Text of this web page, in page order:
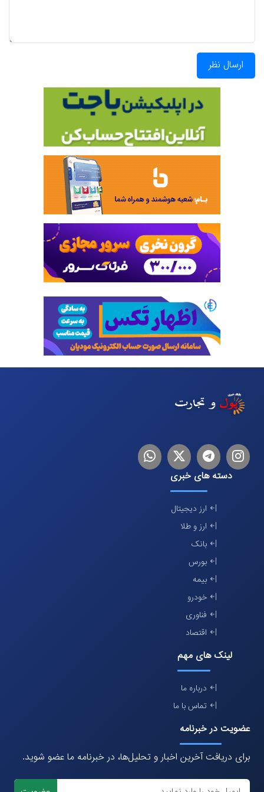
ارسال نظر
اینستاگرام
تلگرام توییترلینکدین
دسته های خبری
ارز دیجیتال
ارز و طلا
بانک
بورس
بیمه
خودرو
فناوری
اقتصاد
لینک های مهم
درباره ما
تماس با ما
عضویت در خبرنامه
برای دریافت آخرین اخبار و تحلیل‌ها، در خبرنامه ما عضو شوید.